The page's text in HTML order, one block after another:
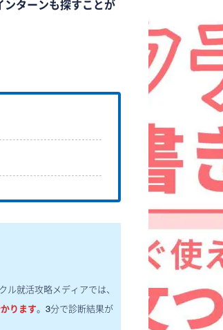
ンターンも探すことが
ル就活攻略メディアでは、
ります。3分で診断結果が